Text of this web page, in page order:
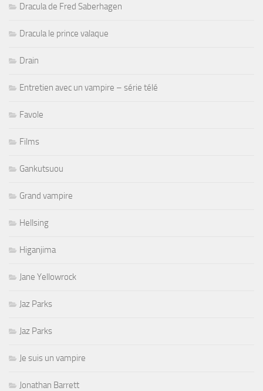
Dracula de Fred Saberhagen
Dracula le prince valaque
Drain
Entretien avec un vampire – série télé
Favole
Films
Gankutsuou
Grand vampire
Hellsing
Higanjima
Jane Yellowrock
Jaz Parks
Jaz Parks
Je suis un vampire
Jonathan Barrett